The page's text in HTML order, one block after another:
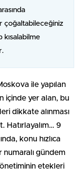
çoğaltabileceğiniz
kısalabilme
ile yapılan
içinde yer alan, bu
dikkate alınması
Hatırlayalım… 9
konu hızlıca
numaralı gündem
etekleri